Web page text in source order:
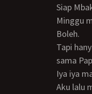
Siap
Minggu
Boleh.
Tapi hanya kita berdua saja Rob. Jangan ngajak sapa-sapa. Dan jangan bilang-bilang
sama
Iya iya
Aku